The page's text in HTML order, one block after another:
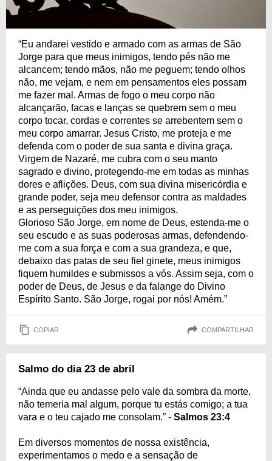
“Eu andarei vestido e armado com as armas de São
Jorge para que meus inimigos, tendo pés não me
alcancem; tendo mãos, não me peguem; tendo olhos
não, me vejam, e nem em pensamentos eles possam
me fazer mal. Armas de fogo o meu corpo não
alcançarão, facas e lanças se quebrem sem o meu
corpo tocar, cordas e correntes se arrebentem sem o
meu corpo amarrar. Jesus Cristo, me proteja e me
defenda com o poder de sua santa e divina graça.
Virgem de Nazaré, me cubra com o seu manto
sagrado e divino, protegendo-me em todas as minhas
dores e aflições. Deus, com sua divina misericórdia e
grande poder, seja meu defensor contra as maldades
e as perseguições dos meu inimigos.
Glorioso São Jorge, em nome de Deus, estenda-me o
seu escudo e as suas poderosas armas, defendendo-
me com a sua força e com a sua grandeza, e que,
debaixo das patas de seu fiel ginete, meus inimigos
fiquem humildes e submissos a vós. Assim seja, com o
poder de Deus, de Jesus e da falange do Divino
Espírito Santo. São Jorge, rogai por nós! Amém.”
COPIAR COMPARTILHAR
Salmo do dia 23 de abril
“Ainda que eu andasse pelo vale da sombra da morte,
não temeria mal algum, porque tu estás comigo; a tua
vara e o teu cajado me consolam.” - Salmos 23:4
Em diversos momentos de nossa existência,
experimentamos o medo e a sensação de